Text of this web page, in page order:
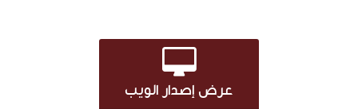
عرض إصدار الويب